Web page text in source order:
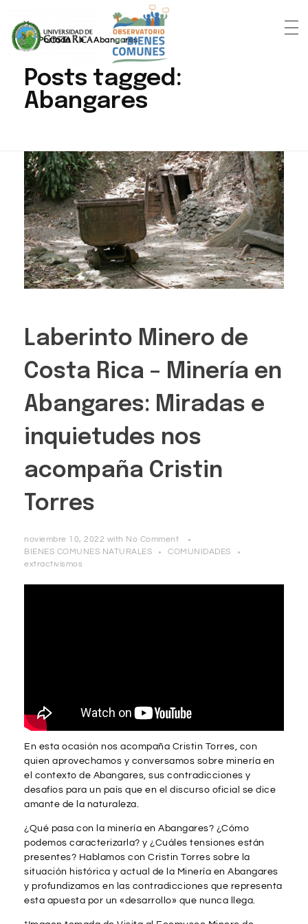
Portada » Abangares
Posts tagged:
Abangares
Laberinto Minero de
Costa Rica – Minería en
Abangares: Miradas e
inquietudes nos
acompaña Cristin
Torres
noviembre 10, 2022 with No Comment
BIENES COMUNES NATURALES
COMUNIDADES
extractivismos
En esta ocasión nos acompaña Cristin Torres, con
quien aprovechamos y conversamos sobre minería en
el contexto de Abangares, sus contradicciones y
desafíos para un país que en el discurso oficial se dice
amante de la naturaleza.
¿Qué pasa con la minería en Abangares? ¿Cómo
podemos caracterizarla? y ¿Cuáles tensiones están
presentes? Hablamos con Cristin Torres sobre la
situación histórica y actual de la Minería en Abangares
y profundizamos en las contradicciones que representa
esta apuesta por un «desarrollo» que nunca llega.